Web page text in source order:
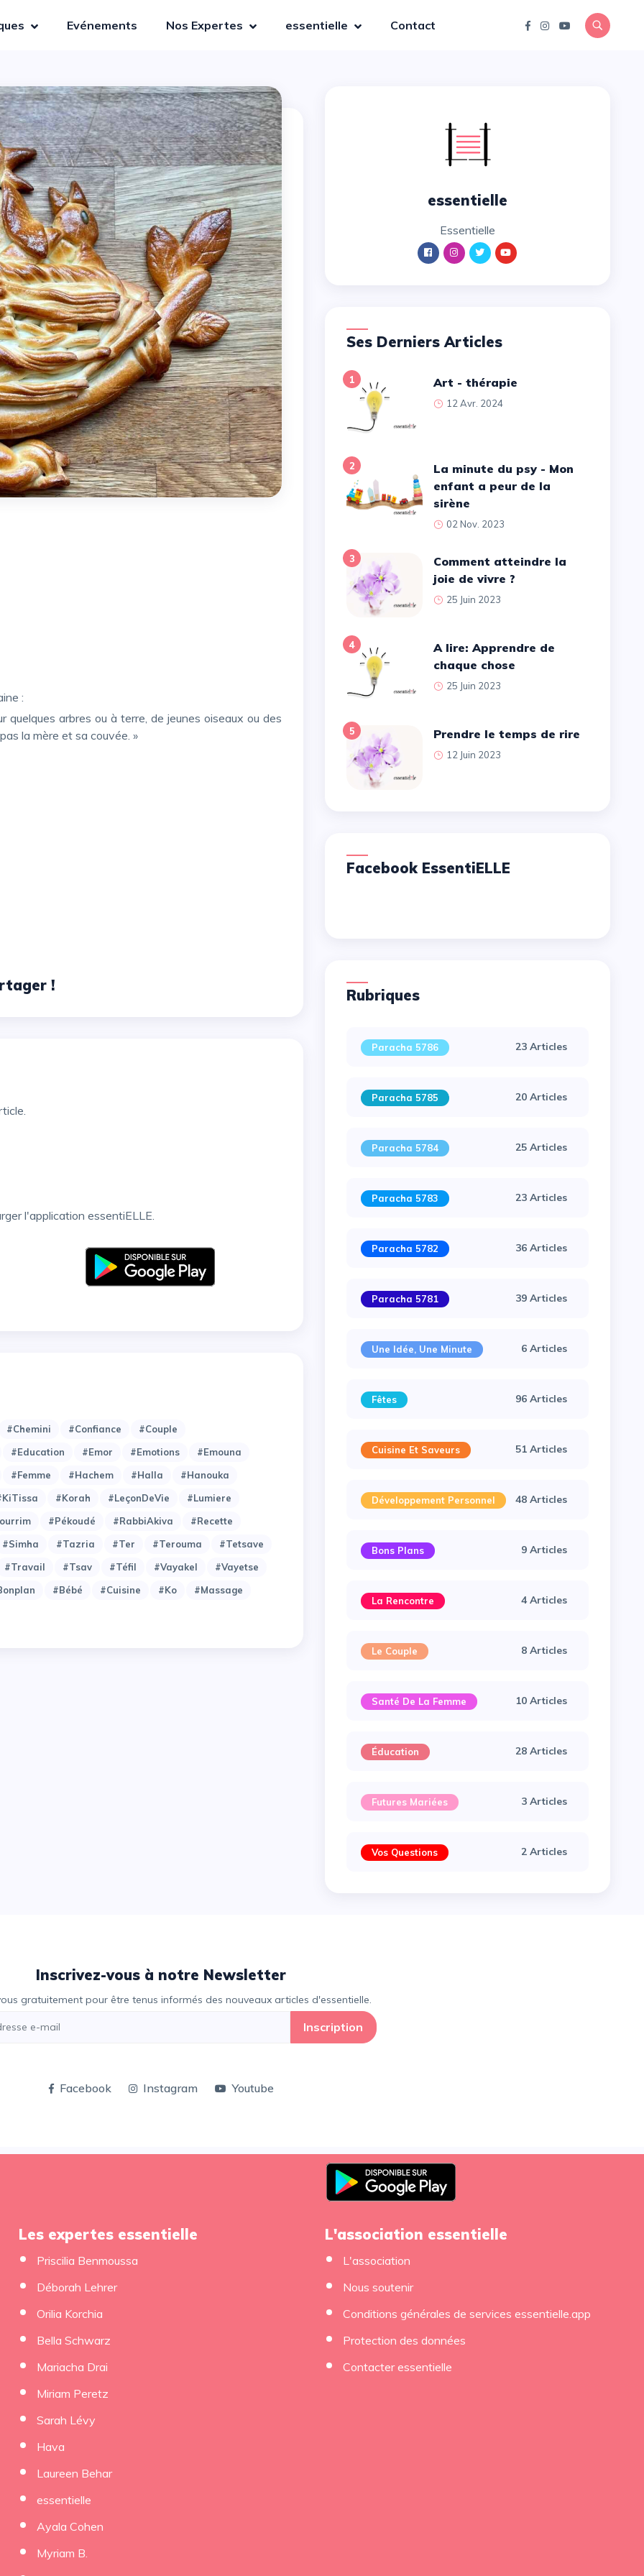
Evénements Nos Expertes essentielle Contact
:
quelques arbres ou à terre, de jeunes oiseaux ou des
la mère et sa couvée. »
!
l'application essentiELLE.
#Chemini #Confiance
#Couple
#Education
#Emor #Emotions
#Emouna
#Femme
#Hachem #Halla
#Hanouka
#Korah #LeçonDeVie
#Lumiere
#Pékoudé #RabbiAkiva
#Recette
#Simha
#Tazria #Ter #Terouma
#Tetsave
#Travail
#Tsav #Téfil #Vayakel
#Vayetse
#bébé #cuisine #ko #massage
essentielle
essentielle
Ses Derniers Articles
1 Art - thérapie
12 Avr. 2024
2
La minute du psy - Mon
enfant a peur de la
sirène
02 Nov. 2023
3
Comment atteindre la
joie de vivre ?
25 Juin 2023
4
A lire: Apprendre de
chaque chose
25 Juin 2023
5 Prendre le temps de rire
12 Juin 2023
Facebook EssentiELLE
Rubriques
Paracha 5786 23 Articles
Paracha 5785 20 Articles
Paracha 5784 25 Articles
Paracha 5783 23 Articles
Paracha 5782 36 Articles
Paracha 5781 39 Articles
Une Idée, Une Minute 6 Articles
Fêtes 96 Articles
Cuisine Et Saveurs 51 Articles
Développement Personnel 48 Articles
Bons Plans 9 Articles
La Rencontre 4 Articles
Le Couple 8 Articles
Santé De La Femme 10 Articles
Éducation 28 Articles
Futures Mariées 3 Articles
Vos Questions 2 Articles
Inscrivez-vous à notre Newsletter
gratuitement pour être tenus informés des nouveaux articles d'essentielle.
Inscription
Facebook Instagram Youtube
Les expertes essentielle
Priscilia Benmoussa
Déborah Lehrer
Orilia Korchia
Bella Schwarz
Mariacha Drai
Miriam Peretz
Sarah Lévy
Hava
Laureen Behar
essentielle
Ayala Cohen
Myriam B.
L'association essentielle
L'association
Nous soutenir
Conditions générales de services essentielle.app
Protection des données
Contacter essentielle